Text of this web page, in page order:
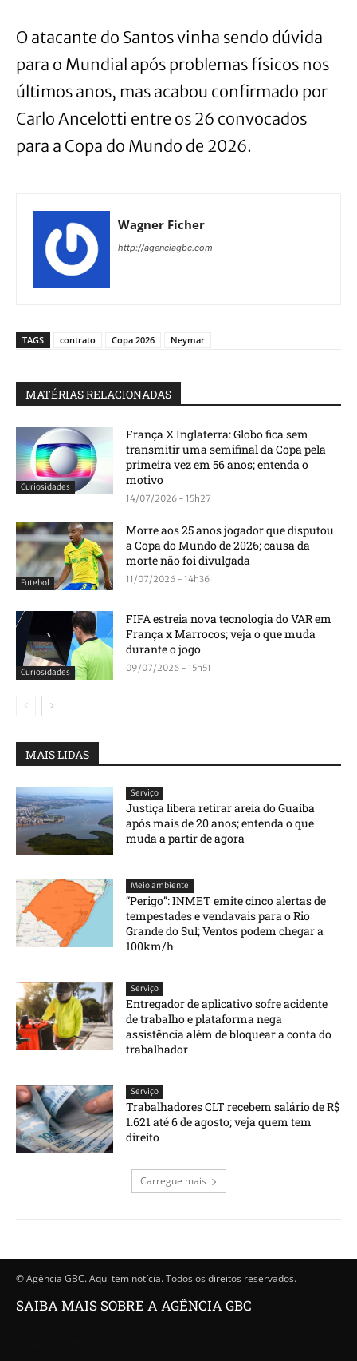
O atacante do Santos vinha sendo dúvida
para o Mundial após problemas físicos nos
últimos anos, mas acabou confirmado por
Carlo Ancelotti entre os 26 convocados
para a Copa do Mundo de 2026.
Wagner Ficher
http://agenciagbc.com
TAGS contrato Copa 2026 Neymar
MATÉRIAS RELACIONADAS
Curiosidades
França X Inglaterra: Globo fica sem
transmitir uma semifinal da Copa pela
primeira vez em 56 anos; entenda o
motivo
14/07/2026 - 15h27
Futebol
Morre aos 25 anos jogador que disputou
a Copa do Mundo de 2026; causa da
morte não foi divulgada
11/07/2026 - 14h36
Curiosidades
FIFA estreia nova tecnologia do VAR em
França x Marrocos; veja o que muda
durante o jogo
09/07/2026 - 15h51
MAIS LIDAS
Serviço
Justiça libera retirar areia do Guaíba
após mais de 20 anos; entenda o que
muda a partir de agora
Meio ambiente
“Perigo”: INMET emite cinco alertas de
tempestades e vendavais para o Rio
Grande do Sul; Ventos podem chegar a
100km/h
Serviço
Entregador de aplicativo sofre acidente
de trabalho e plataforma nega
assistência além de bloquear a conta do
trabalhador
Serviço
Trabalhadores CLT recebem salário de R$
1.621 até 6 de agosto; veja quem tem
direito
Carregue mais
© Agência GBC. Aqui tem notícia. Todos os direitos reservados.
SAIBA MAIS SOBRE A AGÊNCIA GBC